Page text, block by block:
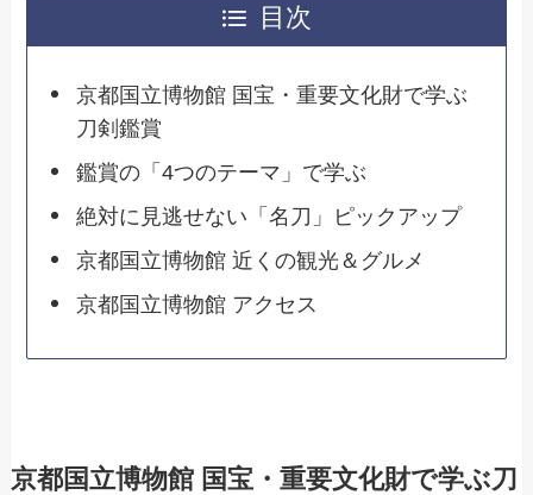
目次
京都国立博物館 国宝・重要文化財で学ぶ
刀剣鑑賞
鑑賞の「4つのテーマ」で学ぶ
絶対に見逃せない「名刀」ピックアップ
京都国立博物館 近くの観光＆グルメ
京都国立博物館 アクセス
京都国立博物館 国宝・重要文化財で学ぶ刀